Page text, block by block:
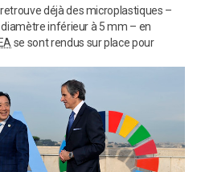
déjà des microplastiques –
inférieur à 5 mm – en
se sont rendus sur place pour